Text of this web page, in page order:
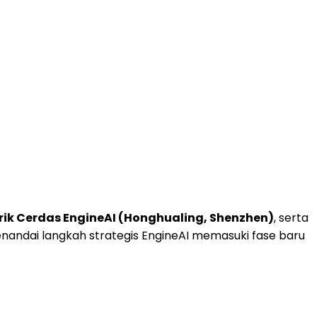
Cerdas EngineAI (Honghualing, Shenzhen), serta
langkah strategis EngineAI memasuki fase baru